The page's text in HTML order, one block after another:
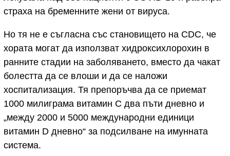
страха на бременните жени от вируса.
Но тя не е съгласна със становището на CDC, че
хората могат да използват хидроксихлорохин в
ранните стадии на заболяването, вместо да чакат
болестта да се влоши и да се наложи
хоспитализация. Тя препоръчва да се приемат
1000 милиграма витамин С два пъти дневно и
„между 2000 и 5000 международни единици
витамин D дневно“ за подсилване на имунната
система.